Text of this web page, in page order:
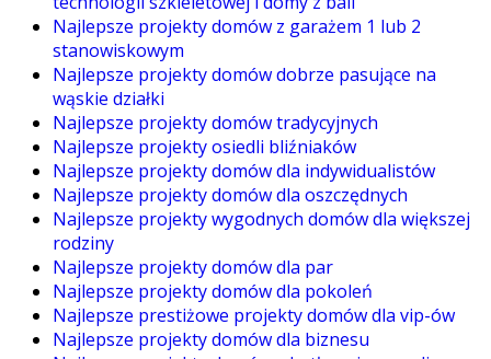
Najlepsze projekty domów z garażem 1 lub 2
stanowiskowym
Najlepsze projekty domów dobrze pasujące na
wąskie działki
Najlepsze projekty domów tradycyjnych
Najlepsze projekty osiedli bliźniaków
Najlepsze projekty domów dla indywidualistów
Najlepsze projekty domów dla oszczędnych
Najlepsze projekty wygodnych domów dla większej
rodziny
Najlepsze projekty domów dla par
Najlepsze projekty domów dla pokoleń
Najlepsze prestiżowe projekty domów dla vip-ów
Najlepsze projekty domów dla biznesu